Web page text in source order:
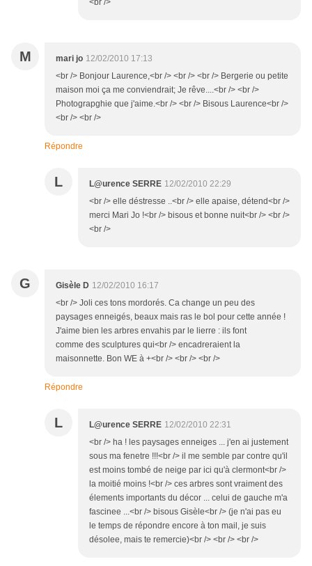
<br />
M mari jo 12/02/2010 17:13
<br /> Bonjour Laurence,<br /> <br /> <br /> Bergerie ou petite
maison moi ça me conviendrait; Je rêve....<br /> <br />
Photograpghie que j'aime.<br /> <br /> Bisous Laurence<br />
<br /> <br />
Répondre
L L@urence SERRE 12/02/2010 22:29
<br /> elle déstresse ..<br /> elle apaise, détend<br />
merci Mari Jo !<br /> bisous et bonne nuit<br /> <br />
<br />
G Gisèle D 12/02/2010 16:17
<br /> Joli ces tons mordorés. Ca change un peu des
paysages enneigés, beaux mais ras le bol pour cette année !
J'aime bien les arbres envahis par le lierre : ils font
comme des sculptures qui<br /> encadreraient la
maisonnette. Bon WE à +<br /> <br /> <br />
Répondre
L L@urence SERRE 12/02/2010 22:31
<br /> ha ! les paysages enneiges ... j'en ai justement
sous ma fenetre !!!<br /> il me semble par contre qu'il
est moins tombé de neige par ici qu'à clermont<br />
la moitié moins !<br /> ces arbres sont vraiment des
élements importants du décor ... celui de gauche m'a
fascinee ...<br /> bisous Gisèle<br /> (je n'ai pas eu
le temps de répondre encore à ton mail, je suis
désolee, mais te remercie)<br /> <br /> <br />